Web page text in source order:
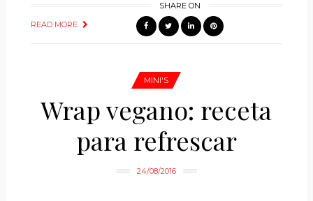
READ MORE
SHARE ON
MINI'S
Wrap vegano: receta
para refrescar
24/08/2016